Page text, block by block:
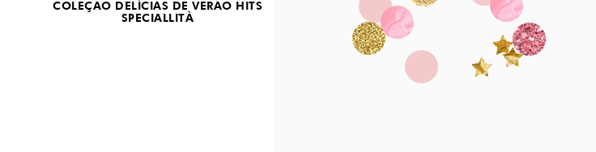
COLEÇÃO DELÍCIAS DE VERÃO HITS
SPECIALLITÀ